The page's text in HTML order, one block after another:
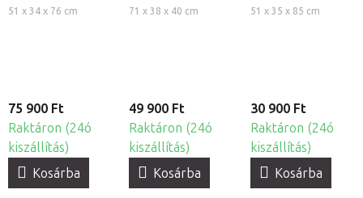
eszköztartó
51 x 34 x 76 cm
75 900 Ft
Raktáron (24ó
kiszállítás)
Kosárba
kozmetikai
71 x 38 x 40 cm
49 900 Ft
Raktáron (24ó
kiszállítás)
Kosárba
ESZKÖZTARTÓ
51 x 35 x 85 cm
30 900 Ft
Raktáron (24ó
kiszállítás)
Kosárba